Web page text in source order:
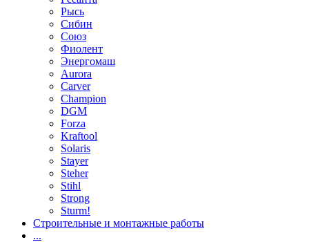
Рысь
Сибин
Союз
Фиолент
Энергомаш
Aurora
Carver
Champion
DGM
Forza
Kraftool
Solaris
Stayer
Steher
Stihl
Strong
Sturm!
Строительные и монтажные работы
...